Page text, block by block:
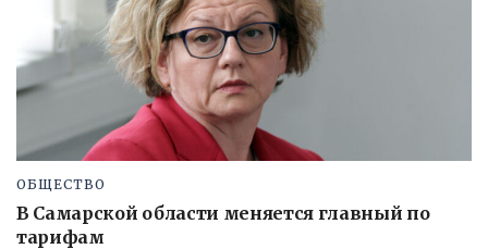
ОБЩЕСТВО
В Самарской области меняется главный по
тарифам